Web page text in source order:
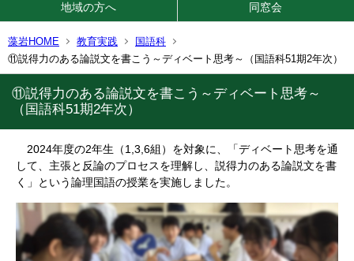
地域の方へ 同窓会
藻岩HOME 教育実践
国語科
⑪説得力のある論説文を書こう～ディベート思考～（国語科51期2年次）
⑪説得力のある論説文を書こう～ディベート思考～
（国語科51期2年次）
2024年度の2年生（1,3,6組）を対象に、「ディベート思考を通
して、主張と反論のプロセスを理解し、説得力のある論説文を書
く」という論理国語の授業を実施しました。